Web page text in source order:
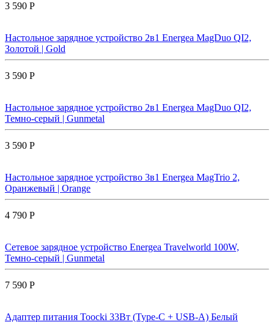
3 590 Р
Настольное зарядное устройство 2в1 Energea MagDuo QI2,
Золотой | Gold
3 590 Р
Настольное зарядное устройство 2в1 Energea MagDuo QI2,
Темно-серый | Gunmetal
3 590 Р
Настольное зарядное устройство 3в1 Energea MagTrio 2,
Оранжевый | Orange
4 790 Р
Сетевое зарядное устройство Energea Travelworld 100W,
Темно-серый | Gunmetal
7 590 Р
Адаптер питания Toocki 33Вт (Type-C + USB-A) Белый